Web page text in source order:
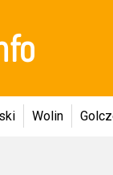
Wolin